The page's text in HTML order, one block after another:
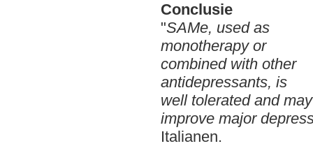
Conclusie
"SAMe, used as
monotherapy or
combined with other
antidepressants, is
well tolerated and may
improve major
Italianen.